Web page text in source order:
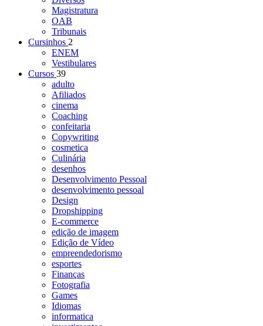
Magistratura
OAB
Tribunais
Cursinhos 2
ENEM
Vestibulares
Cursos 39
adulto
Afiliados
cinema
Coaching
confeitaria
Copywriting
cosmetica
Culinária
desenhos
Desenvolvimento Pessoal
desenvolvimento pessoal
Design
Dropshipping
E-commerce
edição de imagem
Edição de Vídeo
empreendedorismo
esportes
Finanças
Fotografia
Games
Idiomas
informatica